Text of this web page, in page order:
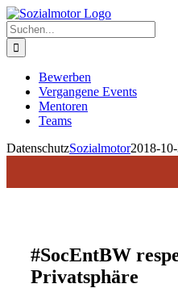
Zum
Inhalt
springen
Suche
nach:
Bewerben
Vergangene Events
Mentoren
Teams
DatenschutzSozialmotor2018-
#SocEntBW
Privatsphäre